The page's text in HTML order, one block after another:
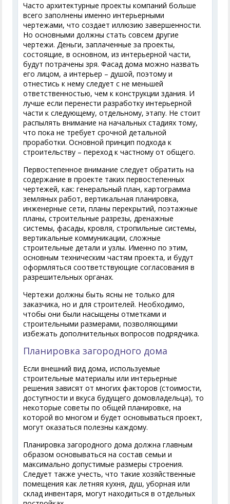
Часто архитектурные проекты компаний больше
всего заполнены именно интерьерными
чертежами, что создает иллюзию завершенности.
Но основными должны стать совсем другие
чертежи. Деньги, заплаченные за проекты,
состоящие, в основном, из интерьерной части,
будут потрачены зря. Фасад дома можно назвать
его лицом, а интерьер – душой, поэтому и
отнестись к нему следует с не меньшей
ответственностью, чем к конструкции здания. И
лучше если перенести разработку интерьерной
части к следующему, отдельному, этапу. Не стоит
распылять внимание на начальных стадиях тому,
что пока не требует срочной детальной
проработки. Основной принцип подхода к
строительству – переход к частному от общего.
Первостепенное внимание следует обратить на
содержание в проекте таких первостепенных
чертежей, как: генеральный план, картограмма
земляных работ, вертикальная планировка,
инженерные сети, планы перекрытий, поэтажные
планы, строительные разрезы, дренажные
системы, фасады, кровля, стропильные системы,
вертикальные коммуникации, сложные
строительные детали и узлы. Именно по этим,
основным техническим частям проекта, и будут
оформляться соответствующие согласования в
разрешительных органах.
Чертежи должны быть ясны не только для
заказчика, но и для строителей. Необходимо,
чтобы они были насыщены отметками и
строительными размерами, позволяющими
избежать дополнительных вопросов подрядчика.
Планировка загородного дома
Если внешний вид дома, используемые
строительные материалы или интерьерные
решения зависят от многих факторов (стоимости,
доступности и вкуса будущего домовладельца), то
некоторые советы по общей планировке, на
которой во многом и будет основываться проект,
могут оказаться полезны каждому.
Планировка загородного дома должна главным
образом основываться на состав семьи и
максимально допустимые размеры строения.
Следует также учесть, что такие хозяйственные
помещения как летняя кухня, душ, уборная или
склад инвентаря, могут находиться в отдельных